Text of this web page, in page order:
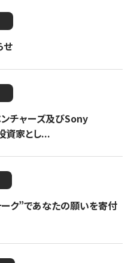
せ
ンチャーズ及びSony
家とし...
ク”であなたの願いを寄付